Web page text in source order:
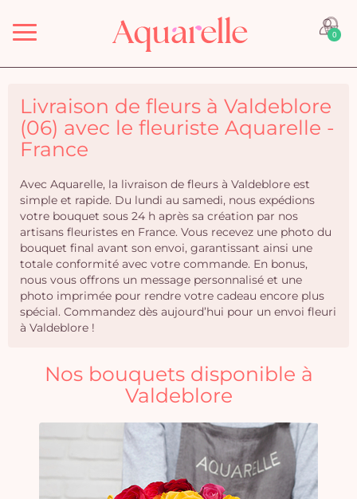
Menu 0
Livraison de fleurs à Valdeblore
(06) avec le fleuriste Aquarelle -
France
Avec Aquarelle, la livraison de fleurs à Valdeblore est
simple et rapide. Du lundi au samedi, nous expédions
votre bouquet sous 24 h après sa création par nos
artisans fleuristes en France. Vous recevez une photo du
bouquet final avant son envoi, garantissant ainsi une
totale conformité avec votre commande. En bonus,
nous vous offrons un message personnalisé et une
photo imprimée pour rendre votre cadeau encore plus
spécial. Commandez dès aujourd’hui pour un envoi fleuri
à Valdeblore !
Nos bouquets disponible à
Valdeblore